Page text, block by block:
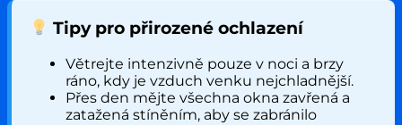
Tipy pro přirozené ochlazení
Větrejte intenzivně pouze v noci a brzy
ráno, kdy je vzduch venku nejchladnější.
Přes den mějte všechna okna zavřená a
zatažená stíněním, aby se zabránilo